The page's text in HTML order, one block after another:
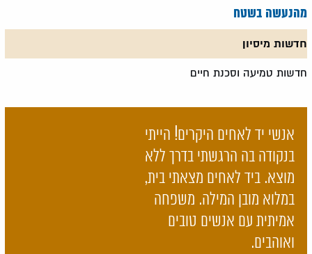
מהנעשה בשטח
חדשות מיסיון
חדשות טמיעה וסכנת חיים
אנשי יד לאחים היקרים! הייתי
בנקודה בה הרגשתי בדרך ללא
מוצא. ביד לאחים מצאתי בית,
במלוא מובן המילה. משפחה
אמיתית עם אנשים טובים
ואוהבים.